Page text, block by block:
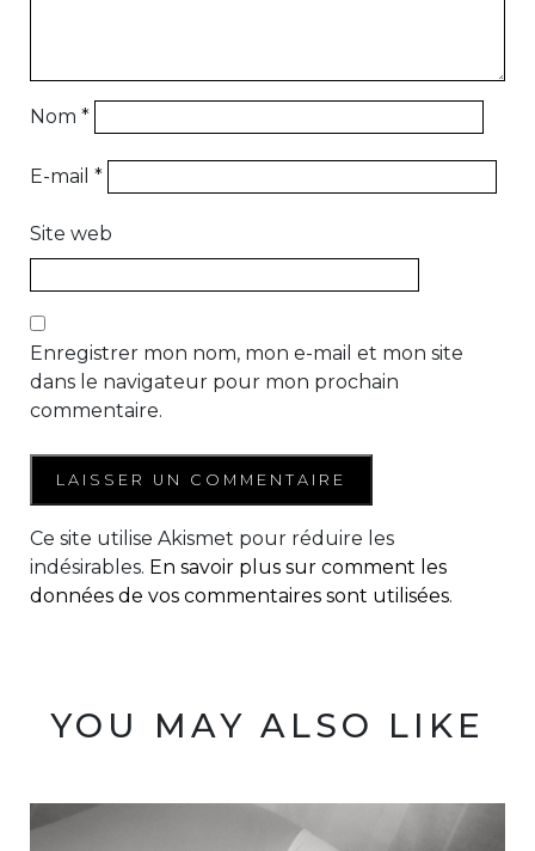
Nom *
E-mail *
Site web
Enregistrer mon nom, mon e-mail et mon site
dans le navigateur pour mon prochain
commentaire.
Ce site utilise Akismet pour réduire les
indésirables. En savoir plus sur comment les
données de vos commentaires sont utilisées.
YOU MAY ALSO LIKE